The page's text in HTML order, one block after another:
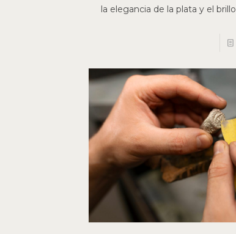
la elegancia de la plata y el brillo